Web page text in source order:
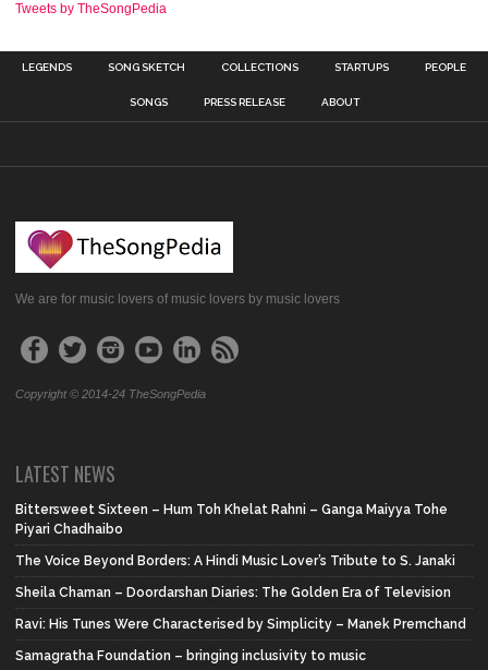
Tweets by TheSongPedia
LEGENDS SONG SKETCH COLLECTIONS STARTUPS PEOPLE
SONGS PRESS RELEASE ABOUT
We are for music lovers of music lovers by music lovers
Copyright © 2014-24 TheSongPedia
LATEST NEWS
Bittersweet Sixteen – Hum Toh Khelat Rahni – Ganga Maiyya Tohe
Piyari Chadhaibo
The Voice Beyond Borders: A Hindi Music Lover’s Tribute to S. Janaki
Sheila Chaman – Doordarshan Diaries: The Golden Era of Television
Ravi: His Tunes Were Characterised by Simplicity – Manek Premchand
Samagratha Foundation – bringing inclusivity to music